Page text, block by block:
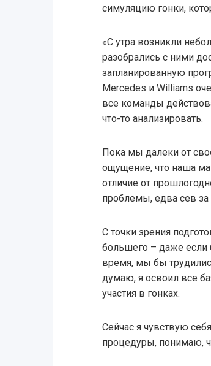
симуляцию гонки,
«С утра возникли
разобрались с ними
запланированную
Mercedes и Williams
все команды
что-то анализировать.
Пока мы далеки от
ощущение, что наша
отличие от
проблемы, едва сев за
С точки зрения
большего – даже
время, мы бы
думаю, я освоил все
участия в гонках.
Сейчас я чувствую
процедуры, понимаю,